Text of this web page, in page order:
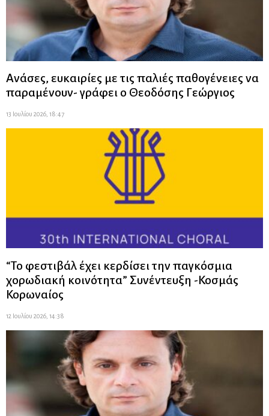
Ανάσες, ευκαιρίες με τις παλιές παθογένειες να
παραμένουν- γράφει ο Θεοδόσης Γεώργιος
13 Ιουλίου 2026, 18:47
“Το φεστιβάλ έχει κερδίσει την παγκόσμια
χορωδιακή κοινότητα” Συνέντευξη -Κοσμάς
Κορωναίος
12 Ιουλίου 2026, 14:38